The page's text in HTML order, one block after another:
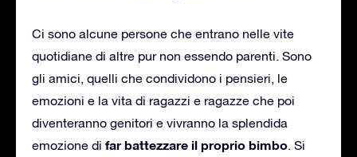
Ci sono alcune persone che entrano nelle vite
quotidiane di altre pur non essendo parenti. Sono
gli amici, quelli che condividono i pensieri, le
emozioni e la vita di ragazzi e ragazze che poi
diventeranno genitori e vivranno la splendida
emozione di far battezzare il proprio bimbo. Si